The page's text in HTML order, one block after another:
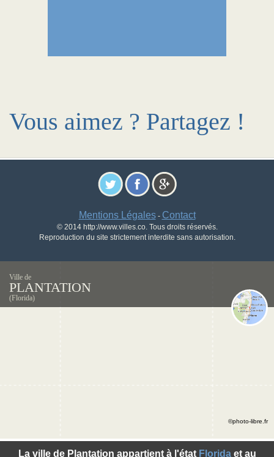
Vous aimez ? Partagez !
Mentions Légales- Contact
© 2014 http://www.villes.co. Tous droits réservés.
Reproduction du site strictement interdite sans autorisation.
Ville de
PLANTATION
(Florida)
La ville de Plantation appartient à l'état Floridaet au
©photo-libre.fr